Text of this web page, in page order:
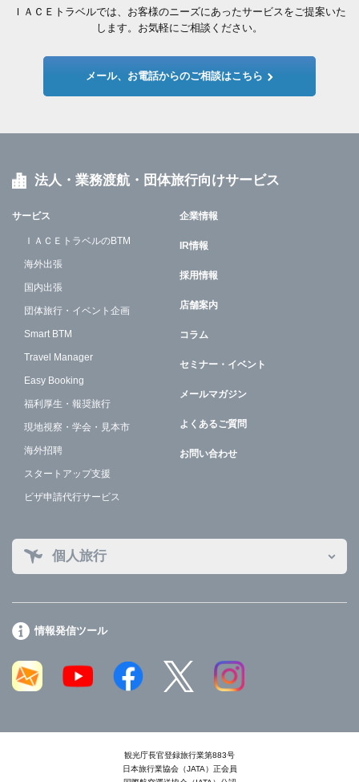
ＩＡＣＥトラベルでは、お客様のニーズにあったサービスをご提案いた
します。お気軽にご相談ください。
メール、お電話からのご相談はこちら
法人・業務渡航・団体旅行向けサービス
サービス
ＩＡＣＥトラベルのBTM
海外出張
国内出張
団体旅行・イベント企画
Smart BTM
Travel Manager
Easy Booking
福利厚生・報奨旅行
現地視察・学会・見本市
海外招聘
スタートアップ支援
ビザ申請代行サービス
企業情報
IR情報
採用情報
店舗案内
コラム
セミナー・イベント
メールマガジン
よくあるご質問
お問い合わせ
個人旅行
情報発信ツール
観光庁長官登録旅行業第883号
日本旅行業協会（JATA）正会員